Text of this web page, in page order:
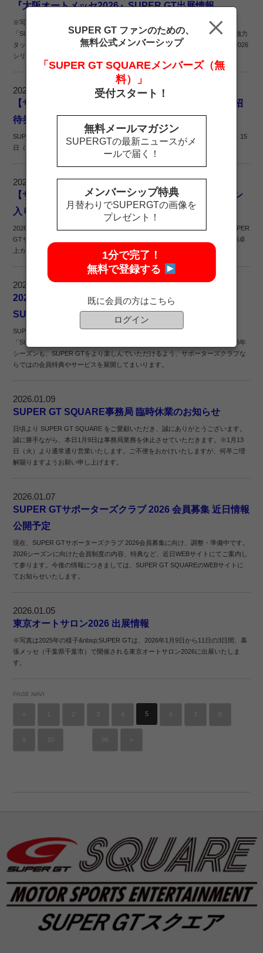
『大阪オートメッセ2026』SUPER GT出展情報
※写真は2025年の様子大阪オートメッセにSUPER GTが今年も出展決定！
「SUPER GT featuring OSAKA AUTO MESSE」として、大阪オートメッセと強力
タッグを組み、関西最大級のカスタマイズをテーマにしたモーターショーで 2026
シリーズのキッ...
2026.01.23
【サポーターズクラブ】大阪オートメッセ2026 ペア招
待券プレゼント！
SUPER GTは2026年も大阪オートメッセ2026（2月13日（金）・14日（土）・15
日（日）／インテックス大阪）に出展いたします。
2026.01.19
【サポーターズクラブ】東京オートサロン2026 サイン
入りGT500卓上カレンダープレゼント
2026年のSUPER GTサポーターズクラブの入会受付がスタートしました！SUPER
GTサポーターズクラブ会員の皆さまの中から、抽選でサイン入りGT500 2026卓
上カレンダーをプレゼントいたします。
2026.01.19
2026 SUPER GTサポーターズクラブ入会案内・
SUPER GT SCパス販売案内 WEBページ公開
SUPER GTサポーターズクラブでは、2026シーズン会員の入会案内ならびに、
「SUPER GT SCパス」販売のご案内のWEBページを公開いたしました。2026年
シーズンも、SUPER GTをより楽しんでいただけるよう、サポーターズクラブな
らではの会員特典やサービスを展開してまいります。
2026.01.09
SUPER GT SQUARE事務局 臨時休業のお知らせ
日頃より SUPER GT SQUARE をご愛顧いただき、誠にありがとうございます。
誠に勝手ながら、本日1月9日は事務局業務を休止させていただきます。※1月13
日（火）より通常通り営業いたします。ご不便をおかけいたしますが、何卒ご理
解賜りますようお願い申し上げます。
2026.01.07
SUPER GTサポーターズクラブ 2026 会員募集 近日情報
公開予定
現在、SUPER GTサポーターズクラブ 2026会員募集に向け、調整・準備中です。
2026シーズンに向けた会員制度の内容、特典など、近日WEBサイトにてご案内し
て参ります。今後の情報につきましては、SUPER GT SQUAREのWEBサイトに
てお知らせいたします。
2026.01.05
東京オートサロン2026 出展情報
※写真は2025年の様子&nbsp;SUPER GTは、2026年1月9日から11日の3日間、幕
張メッセ（千葉県千葉市）で開催される東京オートサロン2026に出展いたしま
す。
PAGE NAVI
« 3 4 5 7
»
SUPER GT ファンのための、
無料公式メンバーシップ
「SUPER GT SQUAREメンバーズ（無
料）」
受付スタート！
無料メールマガジン
SUPERGTの最新ニュースがメ
ールで届く！
メンバーシップ特典
月替わりでSUPERGTの画像を
プレゼント！
1分で完了！
無料で登録する
既に会員の方はこちら
ログイン